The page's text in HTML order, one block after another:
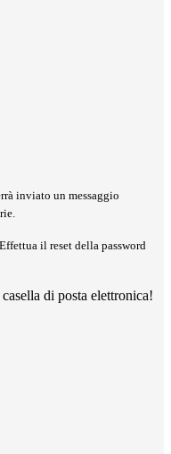
inviato un messaggio
il reset della password
di posta elettronica!